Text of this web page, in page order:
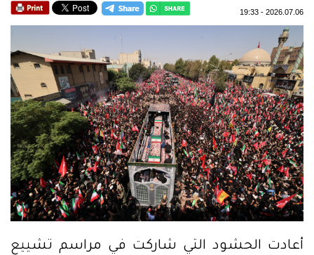
2026.07.06
-
19:33
أعادت الحشود التي شاركت في مراسم تشييع